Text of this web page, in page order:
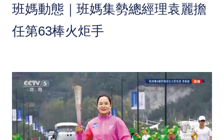
班媽動態｜班媽集勢總經理袁麗擔
任第63棒火炬手